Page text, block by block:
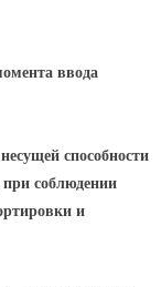
ввода
способности
при соблюдении
и